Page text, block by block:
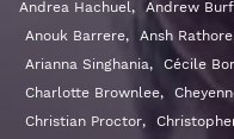
Ver Mission:
720p | Idioma
Andrea Hachuel, Andrew
Anouk Barrere, Ansh Rathore
Arianna Singhania, Cécile
Charlotte Brownlee,
Christian Proctor,